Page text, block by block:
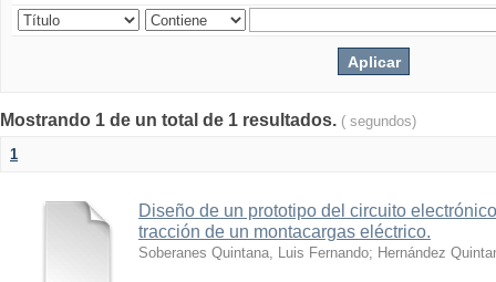
Mostrando 1 de un total de 1 resultados. ( segundos)
1
Diseño de un prototipo del circuito
tracción de un montacargas eléctrico.
Soberanes Quintana, Luis Fernando; Hernández